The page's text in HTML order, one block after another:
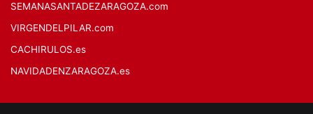
SEMANASANTADEZARAGOZA.com
VIRGENDELPILAR.com
CACHIRULOS.es
NAVIDADENZARAGOZA.es